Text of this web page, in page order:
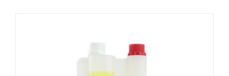
kan
gekozen